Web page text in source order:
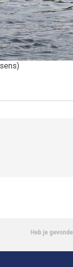
Heb je